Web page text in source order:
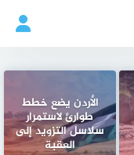
الأردن يضع خطط
طوارئ لاستمرار
سلاسل التزويد إلى
العقبة